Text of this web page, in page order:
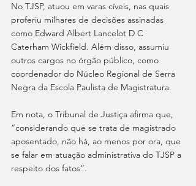
No TJSP, atuou em varas cíveis, nas quais
proferiu milhares de decisões assinadas
como Edward Albert Lancelot D C
Caterham Wickfield. Além disso, assumiu
outros cargos no órgão público, como
coordenador do Núcleo Regional de Serra
Negra da Escola Paulista de Magistratura.
Em nota, o Tribunal de Justiça afirma que,
“considerando que se trata de magistrado
aposentado, não há, ao menos por ora, que
se falar em atuação administrativa do TJSP a
respeito dos fatos”.